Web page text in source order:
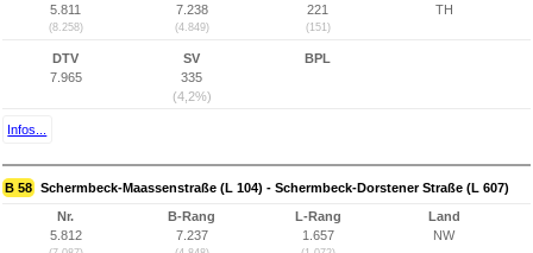
5.811
(8.258)
7.238
(4.849)
221
(151)
TH
DTV
7.965
SV
335
(4,2%)
BPL
Infos...
B 58 Schermbeck-Maassenstraße (L 104) - Schermbeck-Dorstener Straße (L 607)
Nr.
5.812
B-Rang
7.237
L-Rang
1.657
Land
NW